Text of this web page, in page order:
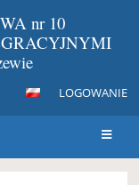
nr 10
LOGOWANIE